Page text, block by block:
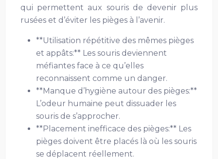
qui permettent aux souris de devenir plus
rusées et d’éviter les pièges à l’avenir.
**Utilisation répétitive des mêmes pièges
et appâts:** Les souris deviennent
méfiantes face à ce qu’elles
reconnaissent comme un danger.
**Manque d’hygiène autour des pièges:**
L’odeur humaine peut dissuader les
souris de s’approcher.
**Placement inefficace des pièges:** Les
pièges doivent être placés là où les souris
se déplacent réellement.